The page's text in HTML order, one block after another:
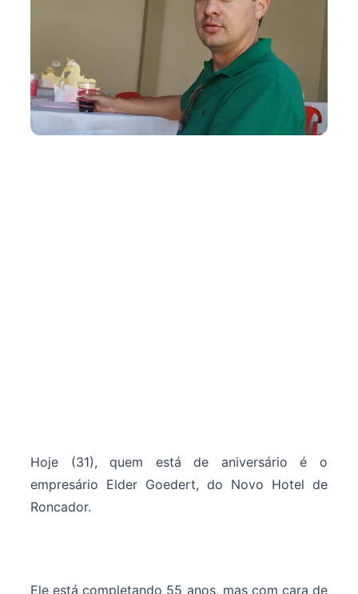
Hoje (31), quem está de aniversário é o
empresário Elder Goedert, do Novo Hotel de
Roncador.
Ele está completando 55 anos, mas com cara de